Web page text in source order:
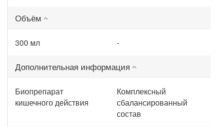
Объём
300 мл -
Дополнительная информация
Биопрепарат
кишечного действия
Комплексный
сбалансированный
состав